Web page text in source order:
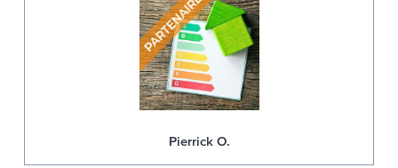
Pierrick O.